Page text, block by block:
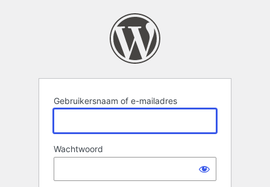
Gebruikersnaam of e-mailadres
Wachtwoord